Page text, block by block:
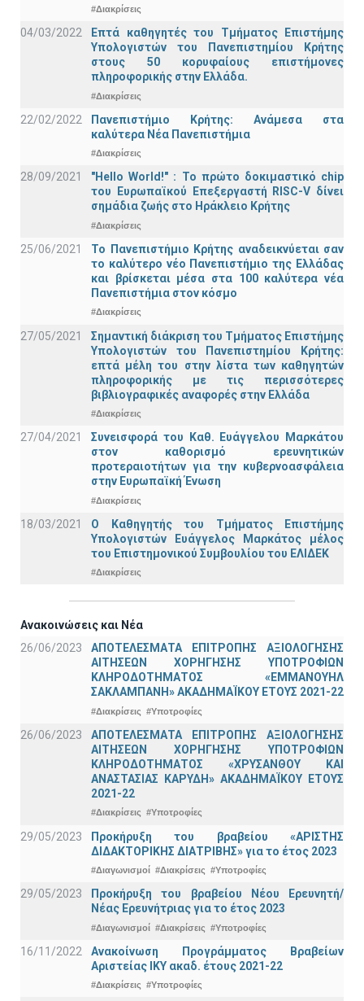
#Διακρίσεις
04/03/2022
Επτά καθηγητές του Τμήματος Επιστήμης
Υπολογιστών του Πανεπιστημίου Κρήτης
στους 50 κορυφαίους επιστήμονες
πληροφορικής στην Ελλάδα.
#Διακρίσεις
22/02/2022
Πανεπιστήμιο Κρήτης: Ανάμεσα στα
καλύτερα Νέα Πανεπιστήμια
#Διακρίσεις
28/09/2021
"Hello World!" : Το πρώτο δοκιμαστικό chip
του Ευρωπαϊκού Επεξεργαστή RISC-V δίνει
σημάδια ζωής στο Ηράκλειο Κρήτης
#Διακρίσεις
25/06/2021
Το Πανεπιστήμιο Κρήτης αναδεικνύεται σαν
το καλύτερο νέο Πανεπιστήμιο της Ελλάδας
και βρίσκεται μέσα στα 100 καλύτερα νέα
Πανεπιστήμια στον κόσμο
#Διακρίσεις
27/05/2021
Σημαντική διάκριση του Τμήματος Επιστήμης
Υπολογιστών του Πανεπιστημίου Κρήτης:
επτά μέλη του στην λίστα των καθηγητών
πληροφορικής με τις περισσότερες
βιβλιογραφικές αναφορές στην Ελλάδα
#Διακρίσεις
27/04/2021
Συνεισφορά του Καθ. Ευάγγελου Μαρκάτου
στον καθορισμό ερευνητικών
προτεραιοτήτων για την κυβερνοασφάλεια
στην Ευρωπαϊκή Ένωση
#Διακρίσεις
18/03/2021
Ο Καθηγητής του Τμήματος Επιστήμης
Υπολογιστών Ευάγγελος Μαρκάτος μέλος
του Επιστημονικού Συμβουλίου του ΕΛΙΔΕΚ
#Διακρίσεις
Ανακοινώσεις και Νέα
26/06/2023
ΑΠΟΤΕΛΕΣΜΑΤΑ ΕΠΙΤΡΟΠΗΣ ΑΞΙΟΛΟΓΗΣΗΣ
ΑΙΤΗΣΕΩΝ ΧΟΡΗΓΗΣΗΣ ΥΠΟΤΡΟΦΙΩΝ
ΚΛΗΡΟΔΟΤΗΜΑΤΟΣ «ΕΜΜΑΝΟΥΗΛ
ΣΑΚΛΑΜΠΑΝΗ» ΑΚΑΔΗΜΑΪΚΟΥ ΕΤΟΥΣ 2021-22
#Διακρίσεις #Υποτροφίες
26/06/2023
ΑΠΟΤΕΛΕΣΜΑΤΑ ΕΠΙΤΡΟΠΗΣ ΑΞΙΟΛΟΓΗΣΗΣ
ΑΙΤΗΣΕΩΝ ΧΟΡΗΓΗΣΗΣ ΥΠΟΤΡΟΦΙΩΝ
ΚΛΗΡΟΔΟΤΗΜΑΤΟΣ «ΧΡΥΣΑΝΘΟΥ ΚΑΙ
ΑΝΑΣΤΑΣΙΑΣ ΚΑΡΥΔΗ» ΑΚΑΔΗΜΑΪΚΟΥ ΕΤΟΥΣ
2021-22
#Διακρίσεις #Υποτροφίες
29/05/2023
Προκήρυξη του βραβείου «ΑΡΙΣΤΗΣ
ΔΙΔΑΚΤΟΡΙΚΗΣ ΔΙΑΤΡΙΒΗΣ» για το έτος 2023
#Διαγωνισμοί #Διακρίσεις #Υποτροφίες
29/05/2023
Προκήρυξη του βραβείου Νέου Ερευνητή/
Νέας Ερευνήτριας για το έτος 2023
#Διαγωνισμοί #Διακρίσεις #Υποτροφίες
16/11/2022
Ανακοίνωση Προγράμματος Βραβείων
Αριστείας ΙΚΥ ακαδ. έτους 2021-22
#Διακρίσεις #Υποτροφίες